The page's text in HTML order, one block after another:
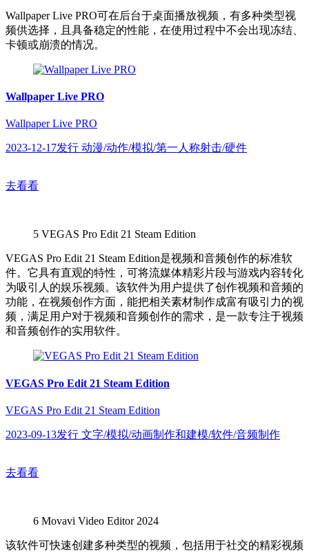
Wallpaper Live PRO可在后台于桌面播放视频，有多种类型视
频供选择，且具备稳定的性能，在使用过程中不会出现冻结、
卡顿或崩溃的情况。
Wallpaper Live PRO
Wallpaper Live PRO
2023-12-17发行 动漫/动作/模拟/第一人称射击/硬件
去看看
5 VEGAS Pro Edit 21 Steam Edition
VEGAS Pro Edit 21 Steam Edition是视频和音频创作的标准软
件。它具有直观的特性，可将流媒体精彩片段与游戏内容转化
为吸引人的娱乐视频。该软件为用户提供了创作视频和音频的
功能，在视频创作方面，能把相关素材制作成富有吸引力的视
频，满足用户对于视频和音频创作的需求，是一款专注于视频
和音频创作的实用软件。
VEGAS Pro Edit 21 Steam Edition
VEGAS Pro Edit 21 Steam Edition
2023-09-13发行 文字/模拟/动画制作和建模/软件/音频制作
去看看
6 Movavi Video Editor 2024
该软件可快速创建多种类型的视频，包括用于社交的精彩视频